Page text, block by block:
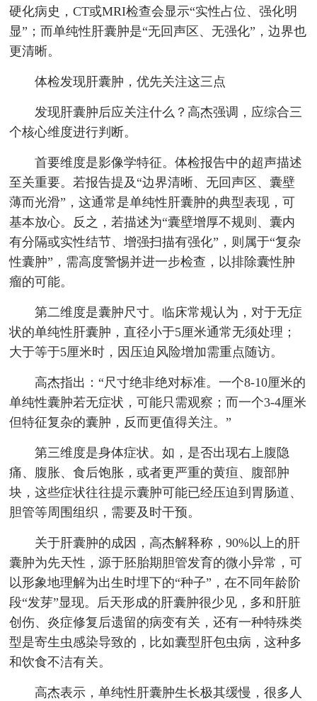
硬化病史，CT或MRI检查会显示“实性占位、强化明
显”；而单纯性肝囊肿是“无回声区、无强化”，边界也
更清晰。
体检发现肝囊肿，优先关注这三点
发现肝囊肿后应关注什么？高杰强调，应综合三
个核心维度进行判断。
首要维度是影像学特征。体检报告中的超声描述
至关重要。若报告提及“边界清晰、无回声区、囊壁
薄而光滑”，这通常是单纯性肝囊肿的典型表现，可
基本放心。反之，若描述为“囊壁增厚不规则、囊内
有分隔或实性结节、增强扫描有强化”，则属于“复杂
性囊肿”，需高度警惕并进一步检查，以排除囊性肿
瘤的可能。
第二维度是囊肿尺寸。临床常规认为，对于无症
状的单纯性肝囊肿，直径小于5厘米通常无须处理；
大于等于5厘米时，因压迫风险增加需重点随访。
高杰指出：“尺寸绝非绝对标准。一个8-10厘米的
单纯性囊肿若无症状，可能只需观察；而一个3-4厘米
但特征复杂的囊肿，反而更值得关注。”
第三维度是身体症状。如，是否出现右上腹隐
痛、腹胀、食后饱胀，或者更严重的黄疸、腹部肿
块，这些症状往往提示囊肿可能已经压迫到胃肠道、
胆管等周围组织，需要及时干预。
关于肝囊肿的成因，高杰解释称，90%以上的肝
囊肿为先天性，源于胚胎期胆管发育的微小异常，可
以形象地理解为出生时埋下的“种子”，在不同年龄阶
段“发芽”显现。后天形成的肝囊肿很少见，多和肝脏
创伤、炎症修复后遗留的病变有关，还有一种特殊类
型是寄生虫感染导致的，比如囊型肝包虫病，这种多
和饮食不洁有关。
高杰表示，单纯性肝囊肿生长极其缓慢，很多人